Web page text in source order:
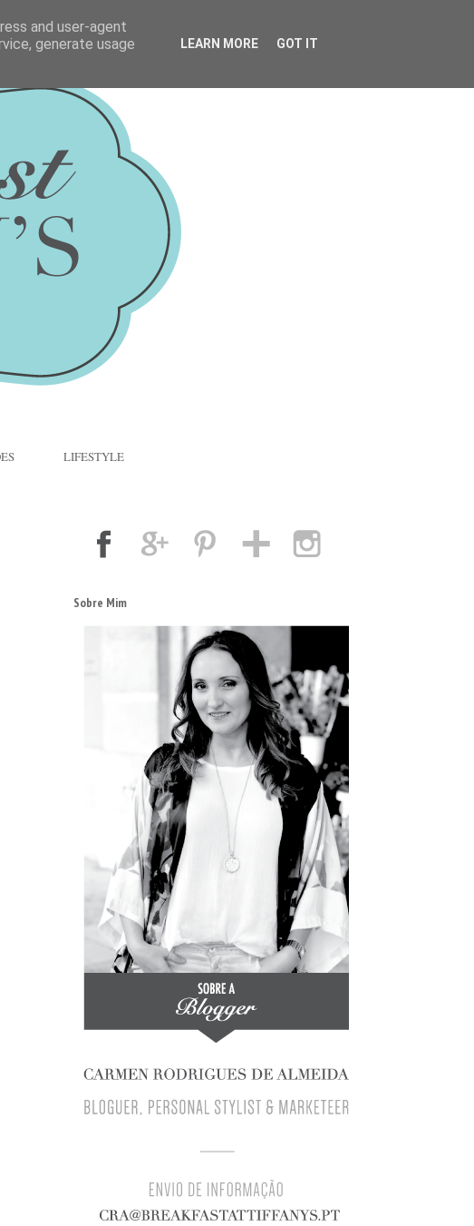
LIFESTYLE
Sobre Mim
and user-agent
generate usage
LEARN MORE GOT IT